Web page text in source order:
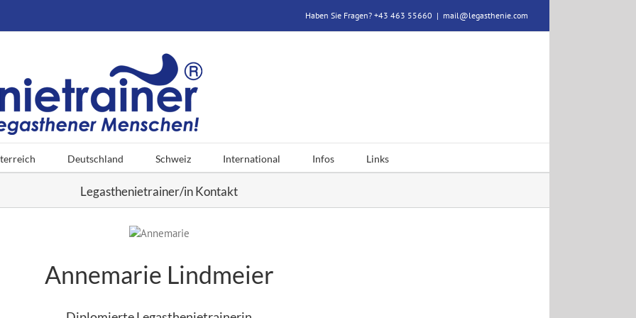
Haben Sie Fragen? +43 463 55660 | mail@legasthenie.com
Deutschland Schweiz International Infos Links
Legasthenietrainer/in Kontakt
Annemarie Lindmeier